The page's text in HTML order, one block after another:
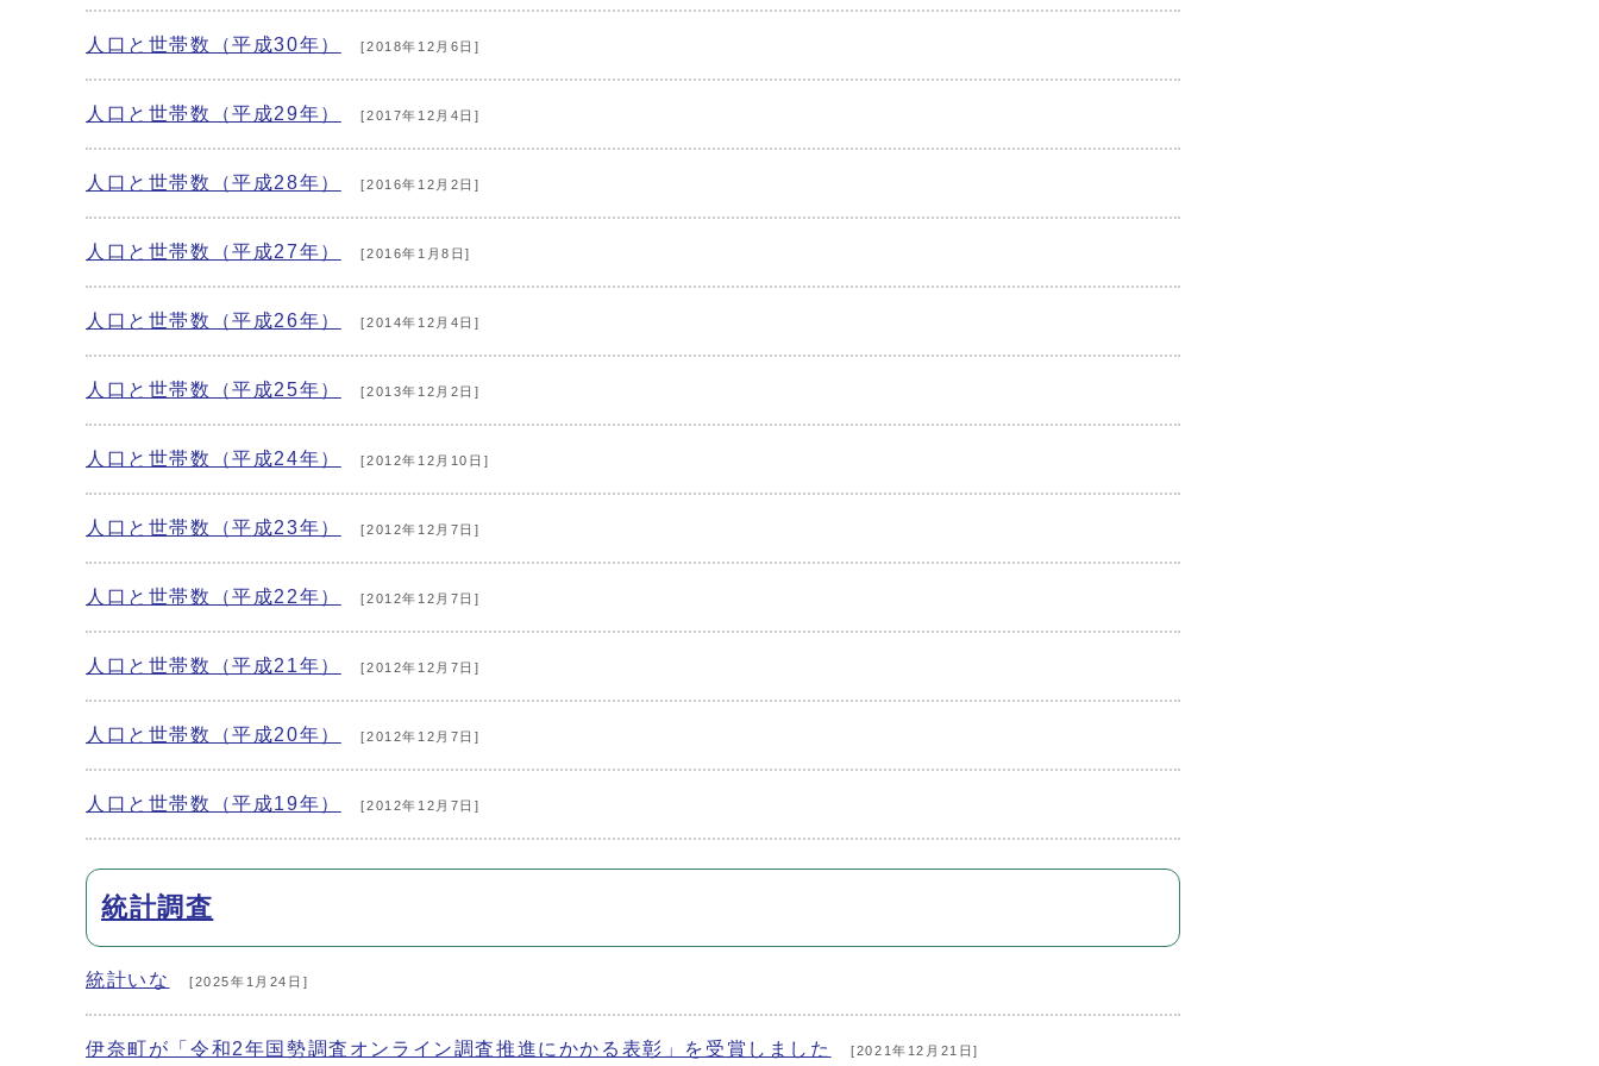
人口と世帯数（平成30年） [2018年12月6日]
人口と世帯数（平成29年） [2017年12月4日]
人口と世帯数（平成28年） [2016年12月2日]
人口と世帯数（平成27年） [2016年1月8日]
人口と世帯数（平成26年） [2014年12月4日]
人口と世帯数（平成25年） [2013年12月2日]
人口と世帯数（平成24年） [2012年12月10日]
人口と世帯数（平成23年） [2012年12月7日]
人口と世帯数（平成22年） [2012年12月7日]
人口と世帯数（平成21年） [2012年12月7日]
人口と世帯数（平成20年） [2012年12月7日]
人口と世帯数（平成19年） [2012年12月7日]
統計調査
統計いな [2025年1月24日]
伊奈町が「令和2年国勢調査オンライン調査推進にかかる表彰」を受賞しました [2021年12月21日]